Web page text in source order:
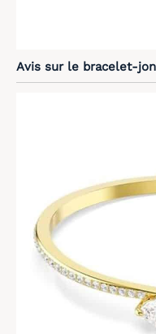
Avis sur le bracelet-